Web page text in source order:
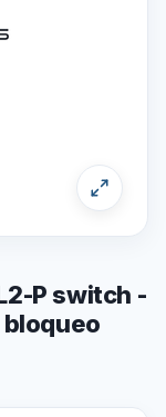
P switch -